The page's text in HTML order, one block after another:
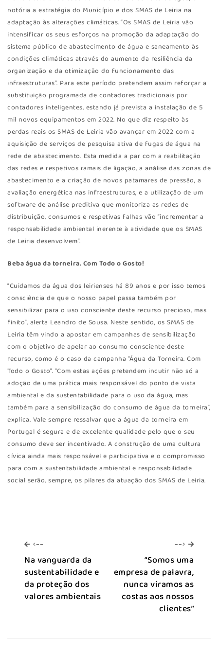
notória a estratégia do Município e dos SMAS de Leiria na
adaptação às alterações climáticas. “Os SMAS de Leiria vão
intensificar os seus esforços na promoção da adaptação do
sistema público de abastecimento de água e saneamento às
condições climáticas através do aumento da resiliência da
organização e da otimização do funcionamento das
infraestruturas”. Para este período pretendem assim reforçar a
substituição programada de contadores tradicionais por
contadores inteligentes, estando já prevista a instalação de 5
mil novos equipamentos em 2022. No que diz respeito às
perdas reais os SMAS de Leiria vão avançar em 2022 com a
aquisição de serviços de pesquisa ativa de fugas de água na
rede de abastecimento. Esta medida a par com a reabilitação
das redes e respetivos ramais de ligação, a análise das zonas de
abastecimento e a criação de novos patamares de pressão, a
avaliação energética nas infraestruturas, e a utilização de um
software de análise preditiva que monitoriza as redes de
distribuição, consumos e respetivas falhas vão “incrementar a
responsabilidade ambiental inerente à atividade que os SMAS
de Leiria desenvolvem”.
Beba água da torneira. Com Todo o Gosto!
“Cuidamos da água dos leirienses há 89 anos e por isso temos
consciência de que o nosso papel passa também por
sensibilizar para o uso consciente deste recurso precioso, mas
finito”, alerta Leandro de Sousa. Neste sentido, os SMAS de
Leiria têm vindo a apostar em campanhas de sensibilização
com o objetivo de apelar ao consumo consciente deste
recurso, como é o caso da campanha “Água da Torneira. Com
Todo o Gosto”. “Com estas ações pretendem incutir não só a
adoção de uma prática mais responsável do ponto de vista
ambiental e da sustentabilidade para o uso da água, mas
também para a sensibilização do consumo de água da torneira”,
explica. Vale sempre ressalvar que a água da torneira em
Portugal é segura e de excelente qualidade pelo que o seu
consumo deve ser incentivado. A construção de uma cultura
cívica ainda mais responsável e participativa e o compromisso
para com a sustentabilidade ambiental e responsabilidade
social serão, sempre, os pilares da atuação dos SMAS de Leiria.
<--
Na vanguarda da
sustentabilidade e
da proteção dos
valores ambientais
--> -->
“Somos uma
empresa de palavra,
nunca viramos as
costas aos nossos
clientes”